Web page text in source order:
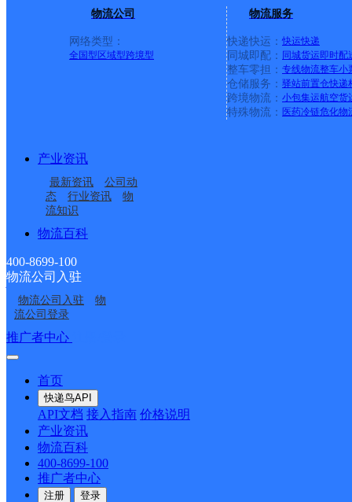
物流公司
网络类型：
全国型 区域型跨境型
物流服务
快递快运： 快运快递
同城即配： 同城货运即时配
整车零担： 专线物流整车小
仓储服务： 驿站前置仓快递
跨境物流： 小包集运航空货
特殊物流： 医药冷链危化物
产业资讯
最新资讯
公司动
态
行业资讯
物
流知识
物流百科
400-8699-100
物流公司入驻
物流公司入驻
物
流公司登录
推广者中心
首页
快递鸟API
API文档 接入指南 价格说明
产业资讯
物流百科
400-8699-100
推广者中心
注册 登录
派送范围:永和镇、内坑
金井镇。 大埔工业区、
湖工业区、英林第一工
业园、七匹狼工业区、
福建晋江公司
申通快递
世物流园斜对面申通快递
派送范围:市区、紫帽镇
山乡。详情